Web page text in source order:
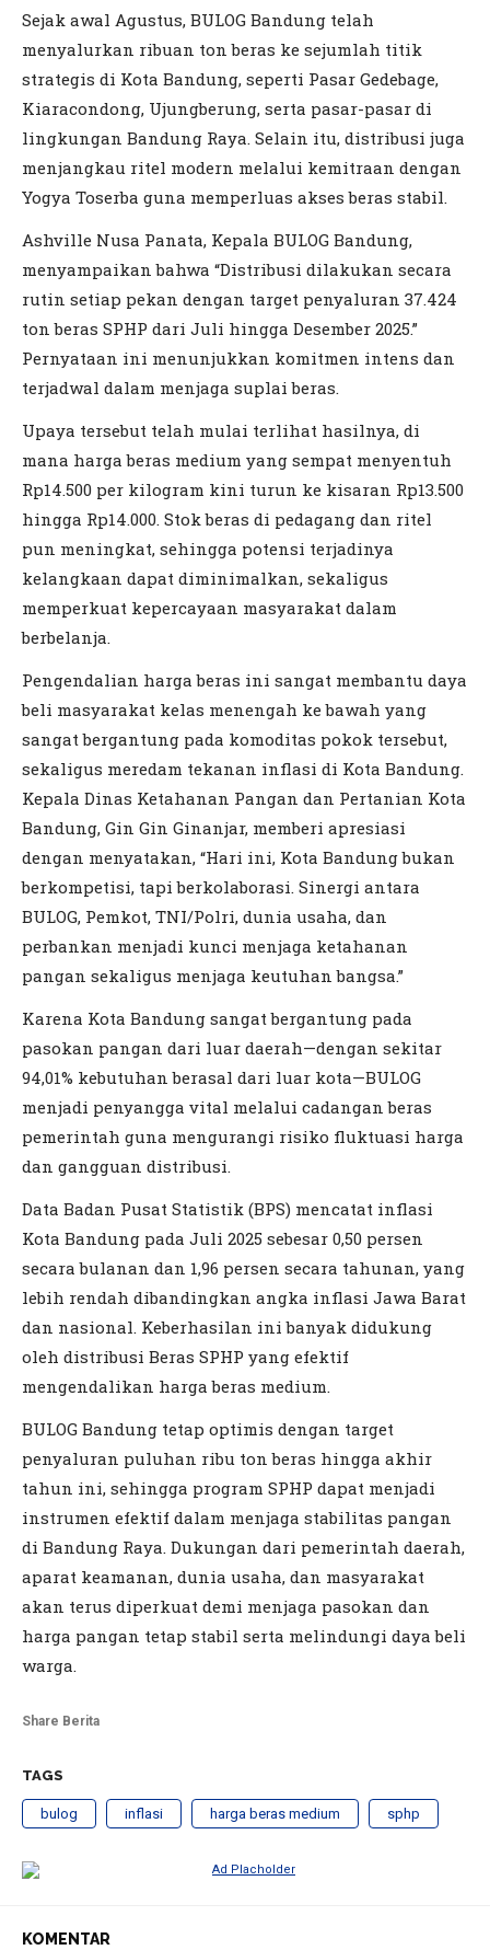
Sejak awal Agustus, BULOG Bandung telah
menyalurkan ribuan ton beras ke sejumlah titik
strategis di Kota Bandung, seperti Pasar Gedebage,
Kiaracondong, Ujungberung, serta pasar-pasar di
lingkungan Bandung Raya. Selain itu, distribusi juga
menjangkau ritel modern melalui kemitraan dengan
Yogya Toserba guna memperluas akses beras stabil.
Ashville Nusa Panata, Kepala BULOG Bandung,
menyampaikan bahwa “Distribusi dilakukan secara
rutin setiap pekan dengan target penyaluran 37.424
ton beras SPHP dari Juli hingga Desember 2025.”
Pernyataan ini menunjukkan komitmen intens dan
terjadwal dalam menjaga suplai beras.
Upaya tersebut telah mulai terlihat hasilnya, di
mana harga beras medium yang sempat menyentuh
Rp14.500 per kilogram kini turun ke kisaran Rp13.500
hingga Rp14.000. Stok beras di pedagang dan ritel
pun meningkat, sehingga potensi terjadinya
kelangkaan dapat diminimalkan, sekaligus
memperkuat kepercayaan masyarakat dalam
berbelanja.
Pengendalian harga beras ini sangat membantu daya
beli masyarakat kelas menengah ke bawah yang
sangat bergantung pada komoditas pokok tersebut,
sekaligus meredam tekanan inflasi di Kota Bandung.
Kepala Dinas Ketahanan Pangan dan Pertanian Kota
Bandung, Gin Gin Ginanjar, memberi apresiasi
dengan menyatakan, “Hari ini, Kota Bandung bukan
berkompetisi, tapi berkolaborasi. Sinergi antara
BULOG, Pemkot, TNI/Polri, dunia usaha, dan
perbankan menjadi kunci menjaga ketahanan
pangan sekaligus menjaga keutuhan bangsa.”
Karena Kota Bandung sangat bergantung pada
pasokan pangan dari luar daerah—dengan sekitar
94,01% kebutuhan berasal dari luar kota—BULOG
menjadi penyangga vital melalui cadangan beras
pemerintah guna mengurangi risiko fluktuasi harga
dan gangguan distribusi.
Data Badan Pusat Statistik (BPS) mencatat inflasi
Kota Bandung pada Juli 2025 sebesar 0,50 persen
secara bulanan dan 1,96 persen secara tahunan, yang
lebih rendah dibandingkan angka inflasi Jawa Barat
dan nasional. Keberhasilan ini banyak didukung
oleh distribusi Beras SPHP yang efektif
mengendalikan harga beras medium.
BULOG Bandung tetap optimis dengan target
penyaluran puluhan ribu ton beras hingga akhir
tahun ini, sehingga program SPHP dapat menjadi
instrumen efektif dalam menjaga stabilitas pangan
di Bandung Raya. Dukungan dari pemerintah daerah,
aparat keamanan, dunia usaha, dan masyarakat
akan terus diperkuat demi menjaga pasokan dan
harga pangan tetap stabil serta melindungi daya beli
warga.
Share Berita
TAGS
bulog inflasi harga beras medium sphp
KOMENTAR